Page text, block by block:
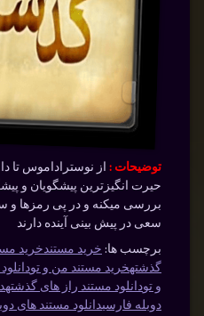
توضیحات : از نوستراداموس تا
حیرت انگیزترین پیشگویان و
بررسی میکنه و در پی رمزها و
سعی در پیش بینی آینده دارند
برچسب ها:خرید مستندخرید
گذشتهخرید مستند من و تو
و تودانلود مستند راز های گذشته
دوبله فارسیدانلود مستند های